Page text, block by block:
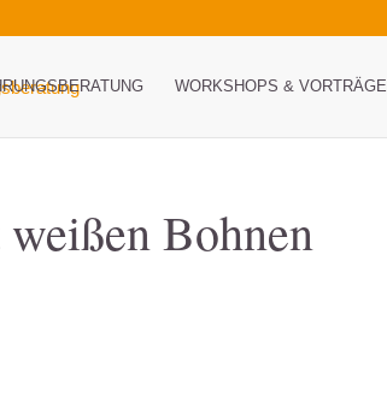
WORKSHOPS & VORTRÄGE
Bohnen